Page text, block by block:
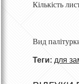
Вид
Теги: для